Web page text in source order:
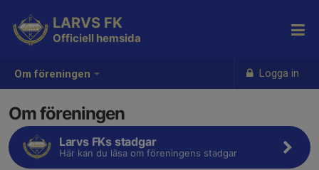
Om föreningen Logga in
LARVS FK
Officiell hemsida
Om föreningen
Larvs FKs stadgar
Här kan du läsa om föreningens stadgar